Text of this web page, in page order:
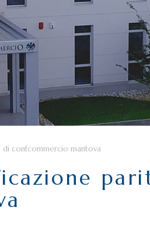
confcommercio mantova